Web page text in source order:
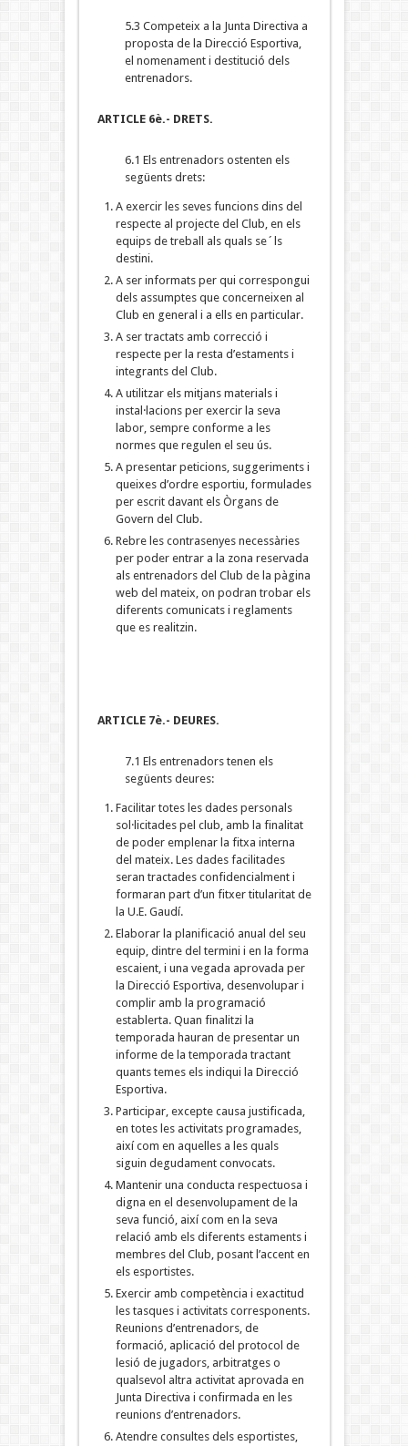
5.3 Competeix a la Junta Directiva a
proposta de la Direcció Esportiva,
el nomenament i destitució dels
entrenadors.
ARTICLE 6è.- DRETS.
6.1 Els entrenadors ostenten els
següents drets:
A exercir les seves funcions dins del
respecte al projecte del Club, en els
equips de treball als quals se´ls
destini.
A ser informats per qui correspongui
dels assumptes que concerneixen al
Club en general i a ells en particular.
A ser tractats amb correcció i
respecte per la resta d’estaments i
integrants del Club.
A utilitzar els mitjans materials i
instal·lacions per exercir la seva
labor, sempre conforme a les
normes que regulen el seu ús.
A presentar peticions, suggeriments i
queixes d’ordre esportiu, formulades
per escrit davant els Òrgans de
Govern del Club.
Rebre les contrasenyes necessàries
per poder entrar a la zona reservada
als entrenadors del Club de la pàgina
web del mateix, on podran trobar els
diferents comunicats i reglaments
que es realitzin.
ARTICLE 7è.- DEURES.
7.1 Els entrenadors tenen els
següents deures:
Facilitar totes les dades personals
sol·licitades pel club, amb la finalitat
de poder emplenar la fitxa interna
del mateix. Les dades facilitades
seran tractades confidencialment i
formaran part d’un fitxer titularitat de
la U.E. Gaudí.
Elaborar la planificació anual del seu
equip, dintre del termini i en la forma
escaient, i una vegada aprovada per
la Direcció Esportiva, desenvolupar i
complir amb la programació
establerta. Quan finalitzi la
temporada hauran de presentar un
informe de la temporada tractant
quants temes els indiqui la Direcció
Esportiva.
Participar, excepte causa justificada,
en totes les activitats programades,
així com en aquelles a les quals
siguin degudament convocats.
Mantenir una conducta respectuosa i
digna en el desenvolupament de la
seva funció, així com en la seva
relació amb els diferents estaments i
membres del Club, posant l’accent en
els esportistes.
Exercir amb competència i exactitud
les tasques i activitats corresponents.
Reunions d’entrenadors, de
formació, aplicació del protocol de
lesió de jugadors, arbitratges o
qualsevol altra activitat aprovada en
Junta Directiva i confirmada en les
reunions d’entrenadors.
Atendre consultes dels esportistes,